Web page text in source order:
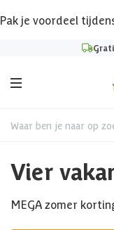
Pak je voordeel
Waar ben je naar op
Vier
MEGA zomer